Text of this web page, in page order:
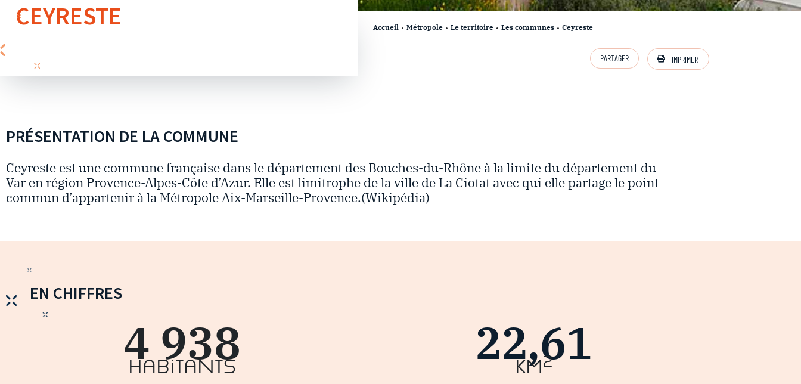
CEYRESTE Accueil Métropole Le territoire Les communes Ceyreste
PARTAGER IMPRIMER
PRÉSENTATION DE LA COMMUNE
Ceyreste est une commune française dans le département des Bouches-du-Rhône à la limite du département du
Var en région Provence-Alpes-Côte d’Azur. Elle est limitrophe de la ville de La Ciotat avec qui elle partage le point
commun d’appartenir à la Métropole Aix-Marseille-Provence.(Wikipédia)
EN CHIFFRES
4 938
Habitants 22,61
km2